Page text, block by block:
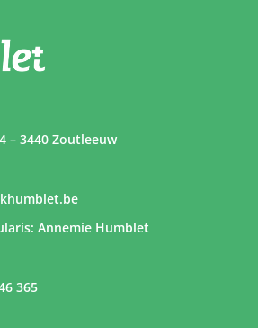
– 3440 Zoutleeuw
Annemie Humblet
365